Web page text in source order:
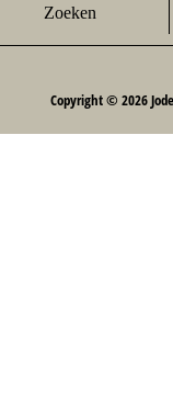
Zoeken
Copyright © 2026